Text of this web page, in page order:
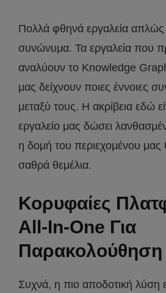
Πολλά φθηνά εργαλεία απλώς
συνώνυμα. Τα εργαλεία που
αναλύουν το Knowledge
μας δείχνουν ποιες έννοιες
μεταξύ τους. Η ακρίβεια εδώ
εργαλείο μας δώσει
η δομή του περιεχομένου μας
σαθρά θεμέλια.
Κορυφαίες
All-In-One Για
Συχνά, η πιο αποδοτική λύση